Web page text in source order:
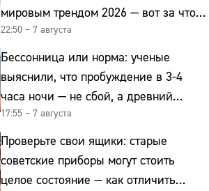
мировым трендом 2026 — вот за что
их ценят ювелиры
22:50 – 7 августа
Бессонница или норма: ученые
выяснили, что пробуждение в 3-4
часа ночи — не сбой, а древний
биологический ритм
17:55 – 7 августа
Проверьте свои ящики: старые
советские приборы могут стоить
целое состояние — как отличить